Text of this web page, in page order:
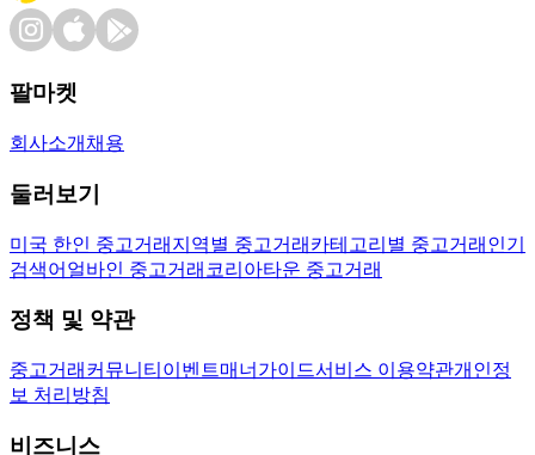
팔마켓
회사소개 채용
둘러보기
미국 한인 중고거래 지역별 중고거래 카테고리별 중고거래 인기
검색어 얼바인 중고거래 코리아타운 중고거래
정책 및 약관
중고거래 커뮤니티 이벤트매너가이드서비스 이용약관개인정
보 처리방침
비즈니스